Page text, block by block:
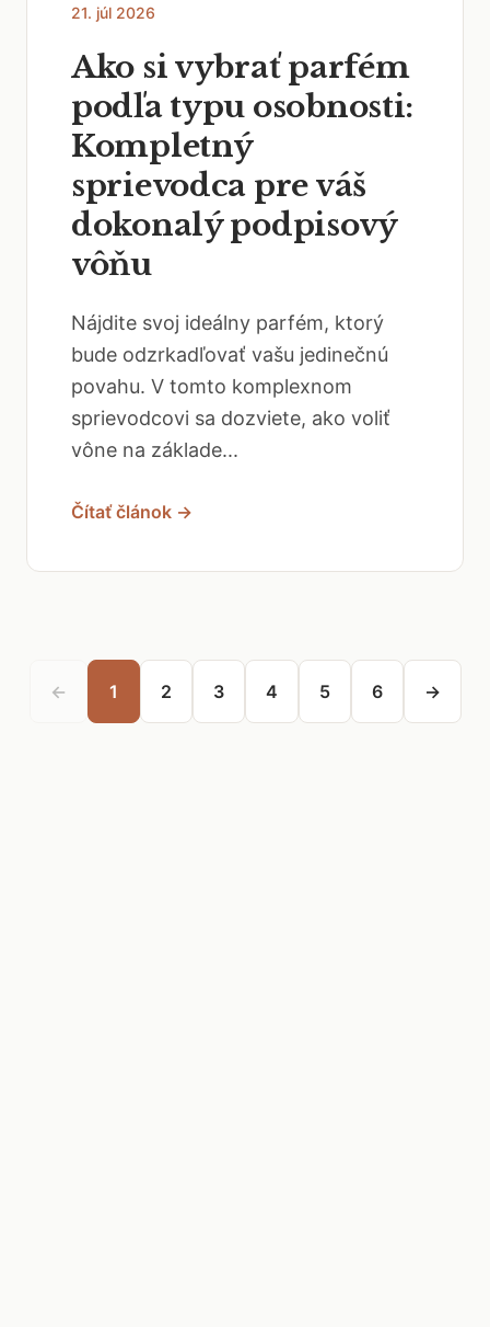
21. júl 2026
Ako si vybrať parfém
podľa typu osobnosti:
Kompletný
sprievodca pre váš
dokonalý podpisový
vôňu
Nájdite svoj ideálny parfém, ktorý
bude odzrkadľovať vašu jedinečnú
povahu. V tomto komplexnom
sprievodcovi sa dozviete, ako voliť
vône na základe...
Čítať článok →
← 1 2 3 4 5 6 →